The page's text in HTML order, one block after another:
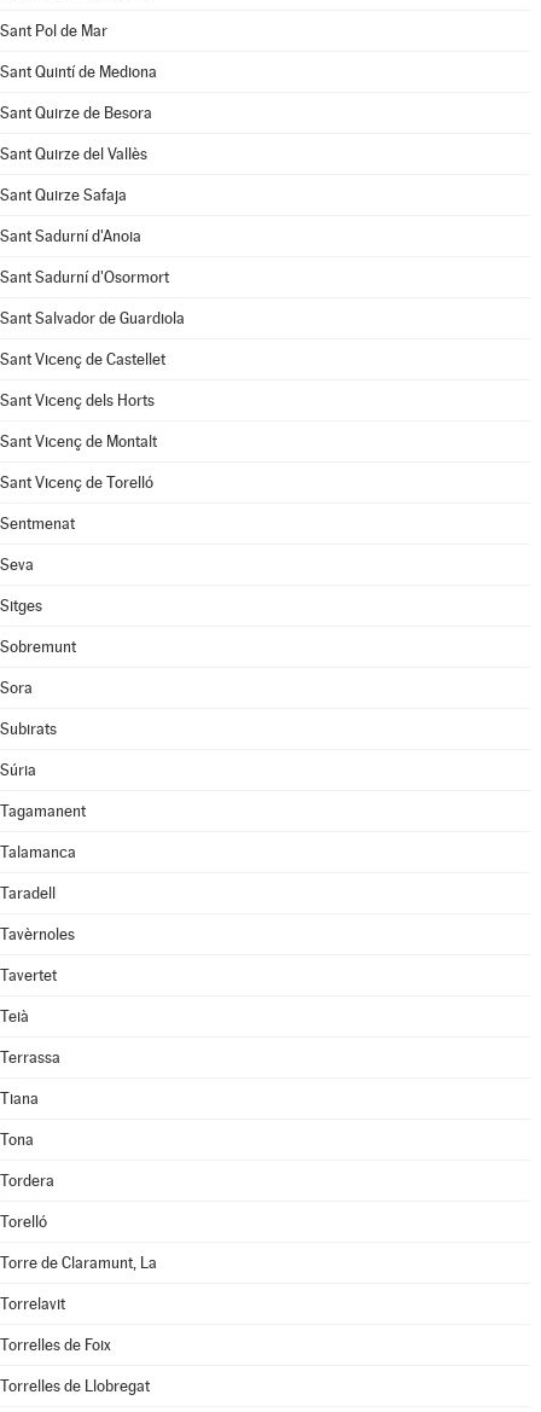
Sant Pol de Mar
Sant Quintí de Mediona
Sant Quirze de Besora
Sant Quirze del Vallès
Sant Quirze Safaja
Sant Sadurní d'Anoia
Sant Sadurní d'Osormort
Sant Salvador de Guardiola
Sant Vicenç de Castellet
Sant Vicenç dels Horts
Sant Vicenç de Montalt
Sant Vicenç de Torelló
Sentmenat
Seva
Sitges
Sobremunt
Sora
Subirats
Súria
Tagamanent
Talamanca
Taradell
Tavèrnoles
Tavertet
Teià
Terrassa
Tiana
Tona
Tordera
Torelló
Torre de Claramunt, La
Torrelavit
Torrelles de Foix
Torrelles de Llobregat